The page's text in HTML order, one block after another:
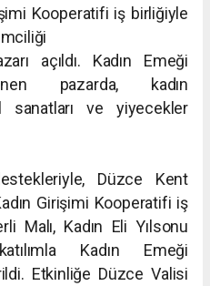
Kooperatifi iş birliğiyle
açıldı. Kadın Emeği
pazarda, kadın
ve yiyecekler
Düzce Kent
Girişimi Kooperatifi iş
Malı, Kadın Eli Yılsonu
Kadın Emeği
Etkinliğe Düzce Valisi